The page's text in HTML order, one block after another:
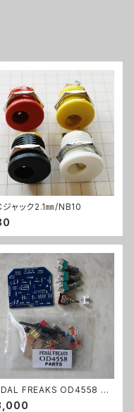
ャック2.1㎜/NB10
FREAKS OD4558 パ
セット